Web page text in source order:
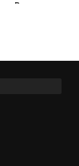
в России